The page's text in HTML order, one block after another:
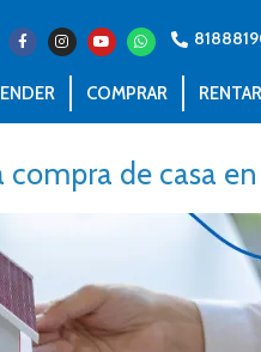
COMPRAR RENTAR
compra de casa